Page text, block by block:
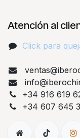
Atención al
Click para
+34 916 619
+34 607 645